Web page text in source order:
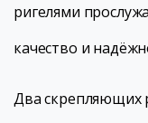
ригелями
качество и
Два скрепляющих